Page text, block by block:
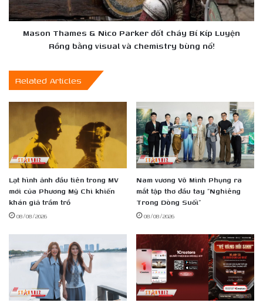
lýBí
Kíp
Luyện
visual
bùng
nổ!
Mason Thames & Nico Parker đốt cháy Bí Kíp Luyện
Rồng bằng visual và chemistry bùng nổ!
Related Articles
Lạt hình ảnh đầu tiên trong MV
mới của Phương Mỹ Chi khiến
khán giả trầm trồ
08/08/2026
Nam vương Võ Minh Phụng ra
mắt tập thơ đầu tay “Nghiêng
Trong Dòng Suối”
08/08/2026